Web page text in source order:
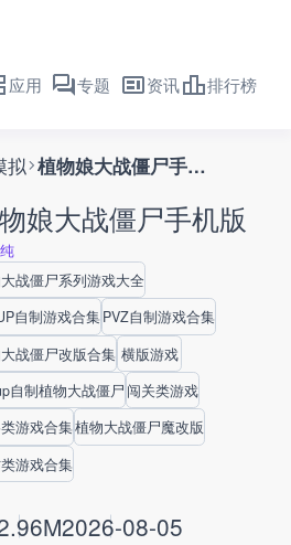
应用 专题 资讯 排行榜
拟 植物娘大战僵尸手机版
娘大战僵尸手机版
战僵尸系列游戏大全
自制游戏合集PVZ自制游戏合集
战僵尸改版合集 横版游戏
自制植物大战僵尸 闯关类游戏
游戏合集植物大战僵尸魔改版
游戏合集
2026-08-05